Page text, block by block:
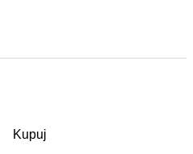
Kupuj